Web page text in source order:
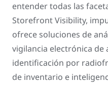
entender todas las
Storefront Visibility,
ofrece soluciones de
vigilancia electrónica de
identificación por
de inventario e